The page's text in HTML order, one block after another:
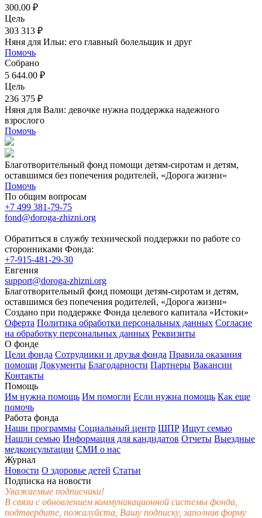
300.00 ₽
Цель
303 313 ₽
Няня для Ильи: его главный болельщик и друг
Помочь
Собрано
5 644.00 ₽
Цель
236 375 ₽
Няня для Вали: девочке нужна поддержка надежного
взрослого
Помочь
Благотворительный фонд помощи детям-сиротам и детям,
оставшимся без попечения родителей, «Дорога жизни»
Помочь
По общим вопросам
+7 499 381-79-75
fond@doroga-zhizni.org
Обратиться в службу технической поддержки по работе со
сторонниками Фонда:
+7-915-481-29-30
Евгения
support@doroga-zhizni.org
Благотворительный фонд помощи детям-сиротам и детям,
оставшимся без попечения родителей, «Дорога жизни»
Создано при поддержке Фонда целевого капитала «Истоки»
Оферта Политика обработки персональных данных Согласие
на обработку персональных данных Реквизиты
О фонде
Цели фонда Сотрудники и друзья фонда Правила оказания
помощи Документы Благодарности Партнеры Вакансии
Контакты
Помощь
Им нужна помощь Им помогли Если нужна помощь Как еще
помочь
Работа фонда
Наши программы Социальный центр ШПР Ищут семью
Нашли семью Информация для кандидатов Отчеты Выездные
медконсультации СМИ о нас
Журнал
Новости О здоровье детей Статьи
Подписка на новости
Уважаемые подписчики!
В связи с обновлением коммуникационной системы фонда,
подтвердите, пожалуйста, Вашу подписку, заполнив форму